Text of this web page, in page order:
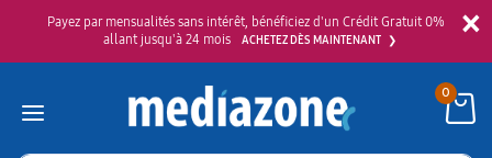
×
Payez par mensualités sans intérêt, bénéficiez d'un Crédit Gratuit 0%
allant jusqu'à 24 mois
ACHETEZ DÈS MAINTENANT
0